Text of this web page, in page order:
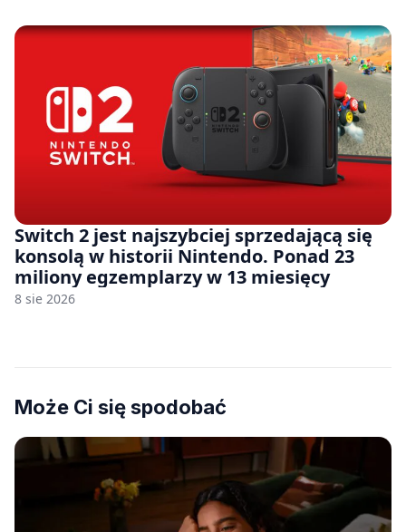
Switch 2 jest najszybciej sprzedającą się
konsolą w historii Nintendo. Ponad 23
miliony egzemplarzy w 13 miesięcy
8 sie 2026
Może Ci się spodobać